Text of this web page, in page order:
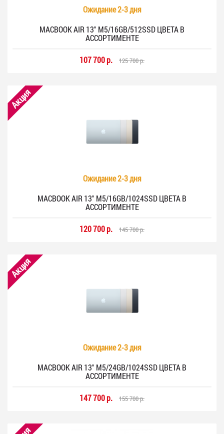
Ожидание 2-3 дня
MACBOOK AIR 13" M5/16GB/512SSD ЦВЕТА В
АССОРТИМЕНТЕ
107 700 р. 125 700 р.
Акция
Ожидание 2-3 дня
MACBOOK AIR 13" M5/16GB/1024SSD ЦВЕТА В
АССОРТИМЕНТЕ
120 700 р. 145 700 р.
Акция
Ожидание 2-3 дня
MACBOOK AIR 13" M5/24GB/1024SSD ЦВЕТА В
АССОРТИМЕНТЕ
147 700 р. 155 700 р.